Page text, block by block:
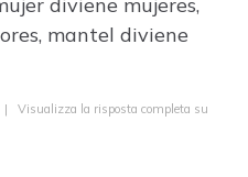
mantel diviene
| Visualizza la risposta completa su